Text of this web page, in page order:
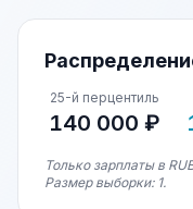
25-й перцентиль
140 000 ₽
Только зарплаты в
Размер выборки: 1.